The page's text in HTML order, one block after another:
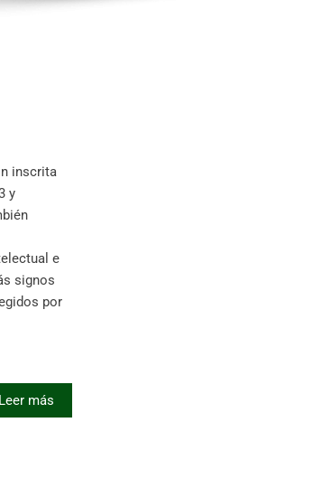
inscrita
y
e
signos
por
Leer más